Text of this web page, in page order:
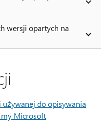
wersji opartych na
do opisywania
Microsoft